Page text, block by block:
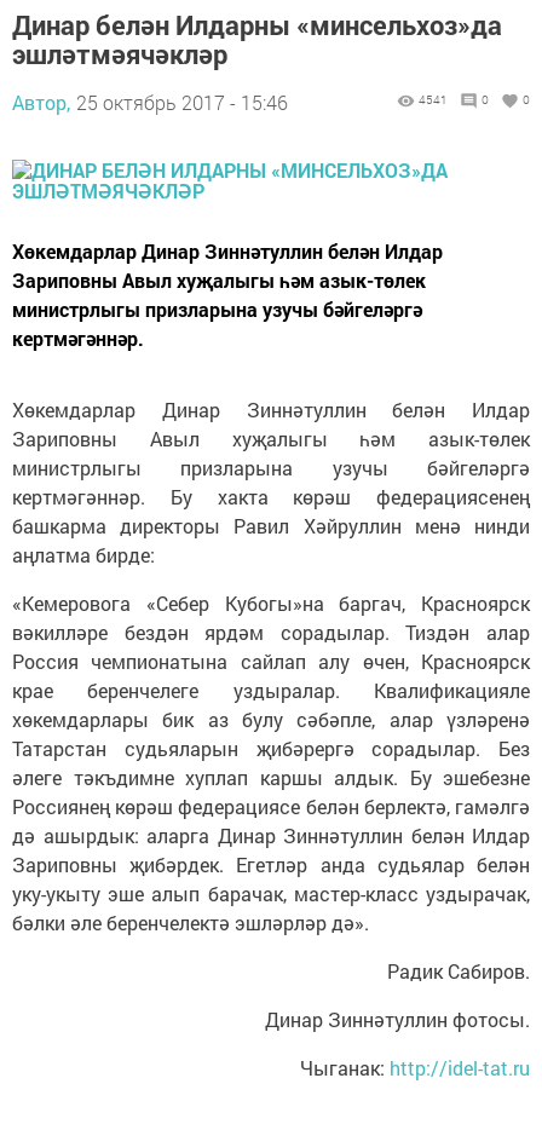
Динар белән Илдарны «минсельхоз»да
эшләтмәячәкләр
Автор, 25 октябрь 2017 - 15:46 4541 0 0
Хөкемдарлар Динар Зиннәтуллин белән Илдар
Зариповны Авыл хуҗалыгы һәм азык-төлек
министрлыгы призларына узучы бәйгеләргә
кертмәгәннәр.
Хөкемдарлар Динар Зиннәтуллин белән Илдар
Зариповны Авыл хуҗалыгы һәм азык-төлек
министрлыгы призларына узучы бәйгеләргә
кертмәгәннәр. Бу хакта көрәш федерациясенең
башкарма директоры Равил Хәйруллин менә нинди
аңлатма бирде:
«Кемеровога «Себер Кубогы»на баргач, Красноярск
вәкилләре бездән ярдәм сорадылар. Тиздән алар
Россия чемпионатына сайлап алу өчен, Красноярск
крае беренчелеге уздыралар. Квалификацияле
хөкемдарлары бик аз булу сәбәпле, алар үзләренә
Татарстан судьяларын җибәрергә сорадылар. Без
әлеге тәкъдимне хуплап каршы алдык. Бу эшебезне
Россиянең көрәш федерациясе белән берлектә, гамәлгә
дә ашырдык: аларга Динар Зиннәтуллин белән Илдар
Зариповны җибәрдек. Егетләр анда судьялар белән
уку-укыту эше алып барачак, мастер-класс уздырачак,
бәлки әле беренчелектә эшләрләр дә».
Радик Сабиров.
Динар Зиннәтуллин фотосы.
Чыганак: http://idel-tat.ru